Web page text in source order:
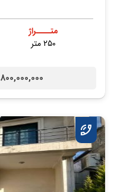
متــــراژ
۲۵۰ متر
800,000,000 تومان /